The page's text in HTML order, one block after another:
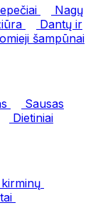
Nagų
Dantų ir
šampūnai
Sausas
Dietiniai